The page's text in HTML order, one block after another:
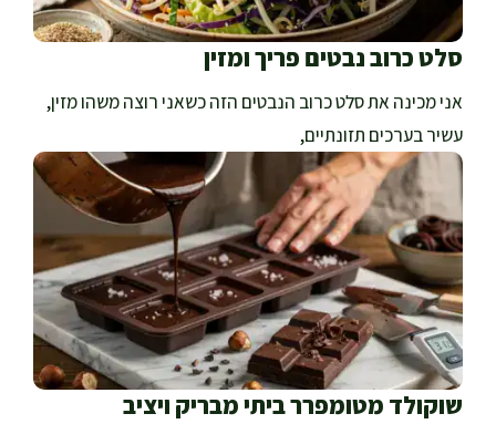
סלט כרוב נבטים פריך ומזין
אני מכינה את סלט כרוב הנבטים הזה כשאני רוצה משהו מזין,
עשיר בערכים תזונתיים,
שוקולד מטומפרר ביתי מבריק ויציב